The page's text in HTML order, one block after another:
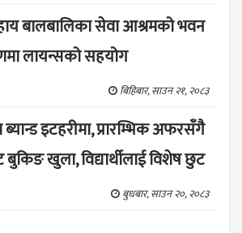
बालबालिका सेवा आश्रमको भवन
लायन्सको सहयोग
बिहिबार, साउन २१, २०८३
इटहरीमा, प्रारम्भिक अफरसँगै
खुला, विद्यार्थीलाई विशेष छुट
बुधबार, साउन २०, २०८३